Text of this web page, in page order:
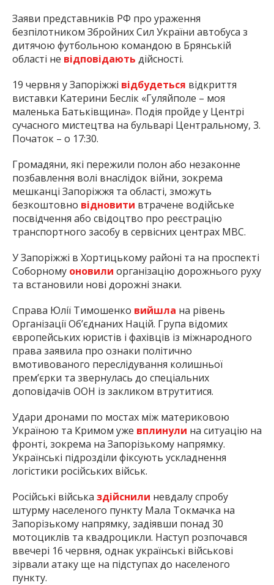
Заяви представників РФ про ураження
безпілотником Збройних Сил України автобуса з
дитячою футбольною командою в Брянській
області не відповідають дійсності.
19 червня у Запоріжжі відбудеться відкриття
виставки Катерини Беслік «Гуляйполе – моя
маленька Батьківщина». Подія пройде у Центрі
сучасного мистецтва на бульварі Центральному, 3.
Початок – о 17:30.
Громадяни, які пережили полон або незаконне
позбавлення волі внаслідок війни, зокрема
мешканці Запоріжжя та області, зможуть
безкоштовно відновити втрачене водійське
посвідчення або свідоцтво про реєстрацію
транспортного засобу в сервісних центрах МВС.
У Запоріжжі в Хортицькому районі та на проспекті
Соборному оновили організацію дорожнього руху
та встановили нові дорожні знаки.
Справа Юлії Тимошенко вийшла на рівень
Організації Об’єднаних Націй. Група відомих
європейських юристів і фахівців із міжнародного
права заявила про ознаки політично
вмотивованого переслідування колишньої
прем’єрки та звернулась до спеціальних
доповідачів ООН із закликом втрутитися.
Удари дронами по мостах між материковою
Україною та Кримом уже вплинули на ситуацію на
фронті, зокрема на Запорізькому напрямку.
Українські підрозділи фіксують ускладнення
логістики російських військ.
Російські війська здійснили невдалу спробу
штурму населеного пункту Мала Токмачка на
Запорізькому напрямку, задіявши понад 30
мотоциклів та квадроцикли. Наступ розпочався
ввечері 16 червня, однак українські військові
зірвали атаку ще на підступах до населеного
пункту.